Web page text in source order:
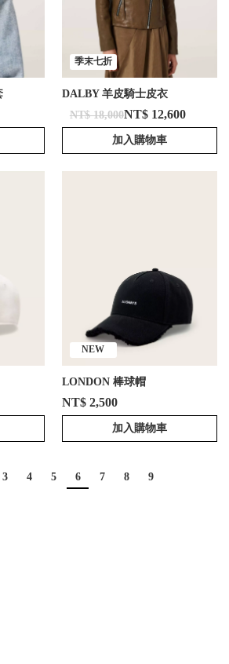
季末七折
DALBY 羊皮騎士皮衣
NT$ 18,000NT$ 12,600
加入購物車
NEW
LONDON 棒球帽
NT$ 2,500
加入購物車
3 4 5 6 7 8 9